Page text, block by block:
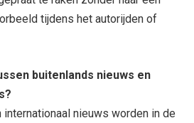
tijdens het autorijden of
buitenlands nieuws en
nieuws worden in de